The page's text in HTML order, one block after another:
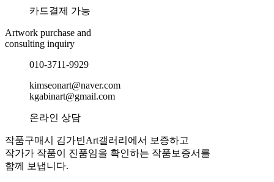
카드결제 가능
Artwork purchase and
consulting inquiry
010-3711-9929
kimseonart@naver.com
kgabinart@gmail.com
온라인 상담
작품구매시 김가빈Art갤러리에서 보증하고
작가가 작품이 진품임을 확인하는 작품보증서를
함께 보냅니다.